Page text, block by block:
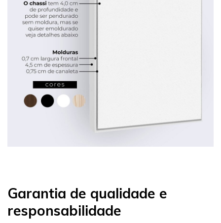
Garantia de qualidade e
responsabilidade